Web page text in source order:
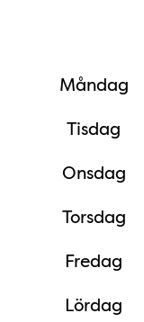
Måndag
Tisdag
Onsdag
Torsdag
Fredag
Lördag